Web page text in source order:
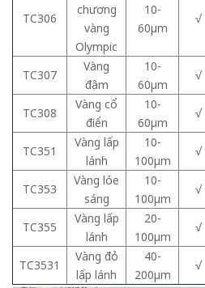
TC306
chương
vàng
Olympic
10-
60μm
√
TC307
Vàng
đậm
10-
60μm
√
TC308
Vàng cổ
điển
10-
60μm
√
TC351
Vàng lấp
lánh
10-
100μm
√
TC353
Vàng lóe
sáng
10-
100μm
√
TC355
Vàng lấp
lánh
20-
100μm
√
TC3531
Vàng đỏ
lấp lánh
40-
200μm
√